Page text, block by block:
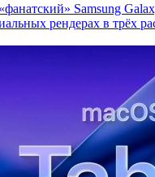
Samsung
рендерах в трёх